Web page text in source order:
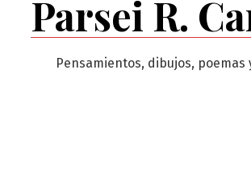
Parsei R.
Pensamientos, dibujos, poemas